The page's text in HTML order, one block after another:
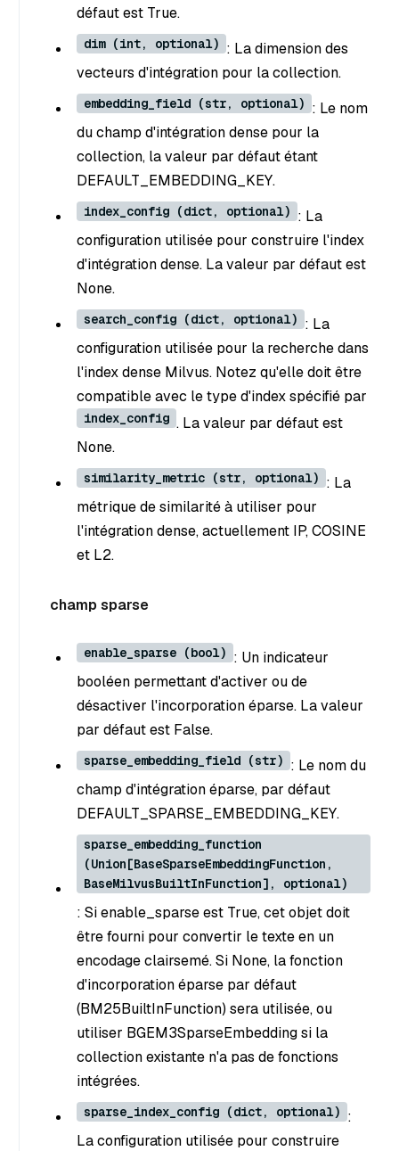
défaut est True.
dim (int, optional) : La dimension des
vecteurs d'intégration pour la collection.
embedding_field (str, optional) : Le nom
du champ d'intégration dense pour la
collection, la valeur par défaut étant
DEFAULT_EMBEDDING_KEY.
index_config (dict, optional) : La
configuration utilisée pour construire l'index
d'intégration dense. La valeur par défaut est
None.
search_config (dict, optional) : La
configuration utilisée pour la recherche dans
l'index dense Milvus. Notez qu'elle doit être
compatible avec le type d'index spécifié par
index_config . La valeur par défaut est
None.
similarity_metric (str, optional) : La
métrique de similarité à utiliser pour
l'intégration dense, actuellement IP, COSINE
et L2.
champ sparse
enable_sparse (bool) : Un indicateur
booléen permettant d'activer ou de
désactiver l'incorporation éparse. La valeur
par défaut est False.
sparse_embedding_field (str) : Le nom du
champ d'intégration éparse, par défaut
DEFAULT_SPARSE_EMBEDDING_KEY.
sparse_embedding_function
(Union[BaseSparseEmbeddingFunction,
BaseMilvusBuiltInFunction], optional)
: Si enable_sparse est True, cet objet doit
être fourni pour convertir le texte en un
encodage clairsemé. Si None, la fonction
d'incorporation éparse par défaut
(BM25BuiltInFunction) sera utilisée, ou
utiliser BGEM3SparseEmbedding si la
collection existante n'a pas de fonctions
intégrées.
sparse_index_config (dict, optional) :
La configuration utilisée pour construire